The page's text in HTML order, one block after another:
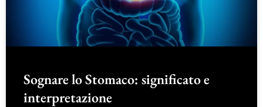
Sognare lo Stomaco: significato e
interpretazione